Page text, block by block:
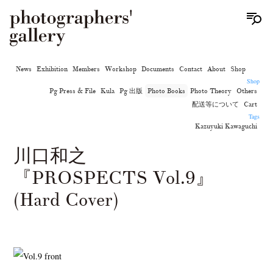
News Exhibition Members Workshop Documents Contact About
Shop
Shop
Pg Press & File Kula Pg 出版 Photo Books Photo Theory Others
配送等について
Cart
Tags
Kazuyuki Kawaguchi
川口和之
『PROSPECTS Vol.9』
(Hard Cover)